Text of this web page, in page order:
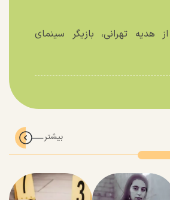
هدیه تهرانی، بازیگر سینمای